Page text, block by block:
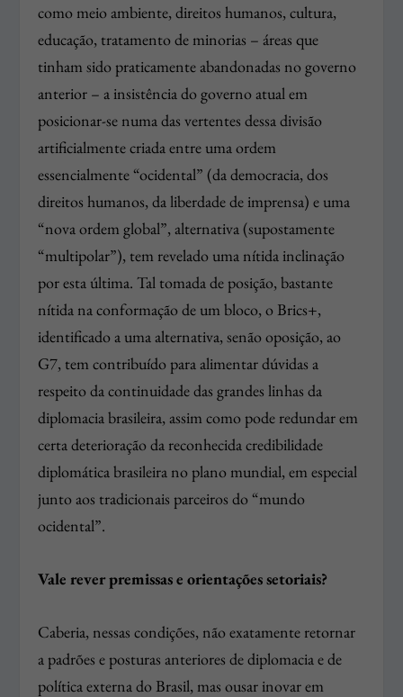
como meio ambiente, direitos humanos, cultura,
educação, tratamento de minorias – áreas que
tinham sido praticamente abandonadas no governo
anterior – a insistência do governo atual em
posicionar-se numa das vertentes dessa divisão
artificialmente criada entre uma ordem
essencialmente “ocidental” (da democracia, dos
direitos humanos, da liberdade de imprensa) e uma
“nova ordem global”, alternativa (supostamente
“multipolar”), tem revelado uma nítida inclinação
por esta última. Tal tomada de posição, bastante
nítida na conformação de um bloco, o Brics+,
identificado a uma alternativa, senão oposição, ao
G7, tem contribuído para alimentar dúvidas a
respeito da continuidade das grandes linhas da
diplomacia brasileira, assim como pode redundar em
certa deterioração da reconhecida credibilidade
diplomática brasileira no plano mundial, em especial
junto aos tradicionais parceiros do “mundo
ocidental”.
Vale rever premissas e orientações setoriais?
Caberia, nessas condições, não exatamente retornar
a padrões e posturas anteriores de diplomacia e de
política externa do Brasil, mas ousar inovar em